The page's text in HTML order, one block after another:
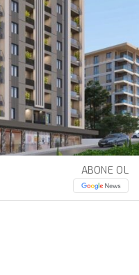
ABONE OL